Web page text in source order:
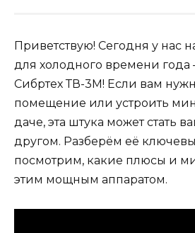
Приветствую! Сегодня у нас
для холодного времени
Сибртех ТВ-3М! Если вам
помещение или устроить
даче, эта штука может стать
другом. Разберём её
посмотрим, какие плюсы и
этим мощным аппаратом.